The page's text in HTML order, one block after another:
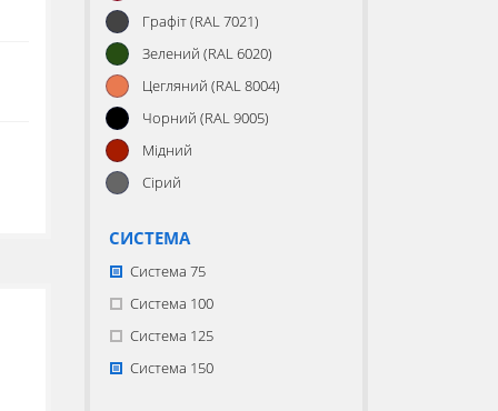
Графіт (RAL 7021)
Зелений (RAL 6020)
Цегляний (RAL 8004)
Чорний (RAL 9005)
Мідний
Сірий
СИСТЕМА
Система 75
Система 100
Система 125
Система 150